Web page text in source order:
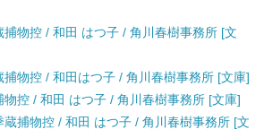
物控 / 和田 はつ子 / 角川春樹事務所 [文
物控 / 和田はつ子 / 角川春樹事務所 [文庫]
控 / 和田 はつ子 / 角川春樹事務所 [文庫]
捕物控 / 和田 はつ子 / 角川春樹事務所 [文